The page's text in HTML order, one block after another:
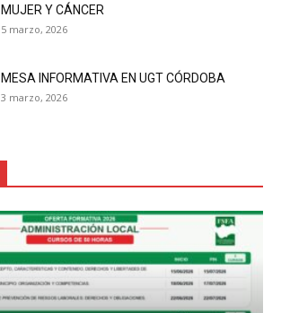
MUJER Y CÁNCER
5 marzo, 2026
MESA INFORMATIVA EN UGT CÓRDOBA
3 marzo, 2026